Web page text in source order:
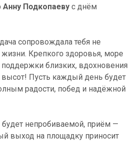
Анну Подкопаеву с днём
сопровождала тебя не
жизни. Крепкого здоровья, море
близких, вдохновения
Пусть каждый день будет
радости, побед и надёжной
будет непробиваемой, приём —
выход на площадку приносит